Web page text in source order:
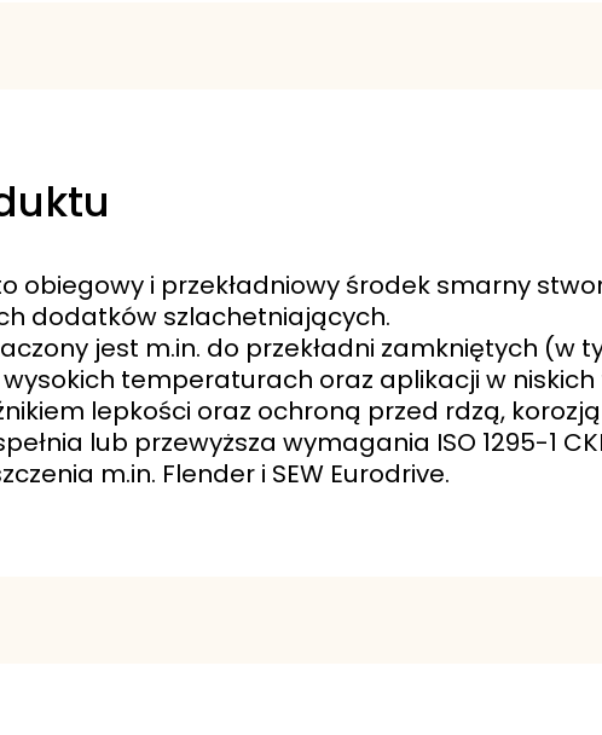
obiegowy i przekładniowy środek smarny
dodatków szlachetniających.
jest m.in. do przekładni zamkniętych (w
temperaturach oraz aplikacji w
lepkości oraz ochroną przed rdzą,
lub przewyższa wymagania ISO 1295-1
m.in. Flender i SEW Eurodrive.